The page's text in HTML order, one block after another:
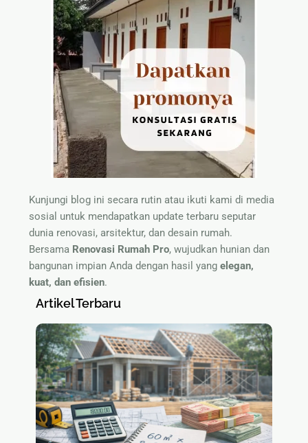
Kunjungi blog ini secara rutin atau ikuti kami di media
sosial untuk mendapatkan update terbaru seputar
dunia renovasi, arsitektur, dan desain rumah.
Bersama Renovasi Rumah Pro, wujudkan hunian dan
bangunan impian Anda dengan hasil yangelegan,
kuat, dan efisien.
Artikel Terbaru